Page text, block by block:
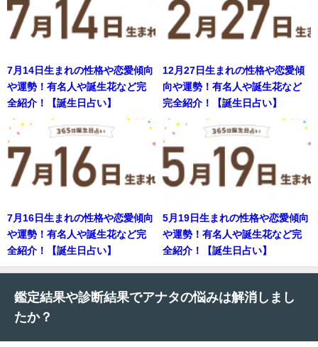
7月14日生まれの性格や恋愛傾向
や運勢！有名人や誕生花など完
全紹介！【誕生日占い】
12月27日生まれの性格や恋愛傾
向や運勢！有名人や誕生花など
完全紹介！【誕生日占い】
7月16日生まれの性格や恋愛傾向
や運勢！有名人や誕生花など完
全紹介！【誕生日占い】
5月19日生まれの性格や恋愛傾向
や運勢！有名人や誕生花など完
全紹介！【誕生日占い】
鑑定結果や診断結果でアナタの悩みは解消しまし
たか？